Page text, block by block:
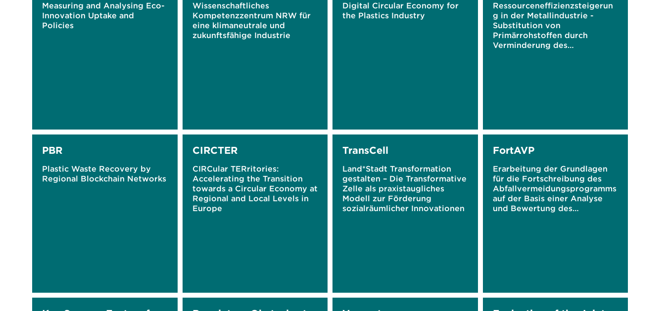
Measuring and Analysing Eco-
Innovation Uptake and
Policies
Wissenschaftliches
Kompetenzzentrum NRW für
eine klimaneutrale und
zukunftsfähige Industrie
Digital Circular Economy for
the Plastics Industry
Ressourceneffizienzsteigerun
g in der Metallindustrie -
Substitution von
Primärrohstoffen durch
Verminderung des
PBR
Plastic Waste Recovery by
Regional Blockchain Networks
CIRCTER
CIRCular TERritories:
Accelerating the Transition
towards a Circular Economy at
Regional and Local Levels in
Europe
TransCell
Land*Stadt Transformation
gestalten – Die Transformative
Zelle als praxistaugliches
Modell zur Förderung
sozialräumlicher Innovationen
FortAVP
Erarbeitung der Grundlagen
für die Fortschreibung des
Abfallvermeidungsprogramms
auf der Basis einer Analyse
und Bewertung des